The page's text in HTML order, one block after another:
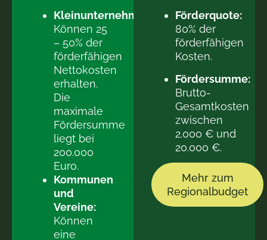
Kleinunternehmen:
Können 25
– 50% der
förderfähigen
Nettokosten
erhalten.
Die
maximale
Fördersumme
liegt bei
200.000
Euro.
Kommunen
und
Vereine:
Können
eine
Förderquote:
80% der
förderfähigen
Kosten.
Fördersumme:
Brutto-
Gesamtkosten
zwischen
2.000 € und
20.000 €.
Mehr zum
Regionalbudget